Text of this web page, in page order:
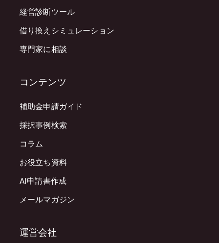
経営診断ツール
借り換えシミュレーション
専門家に相談
コンテンツ
補助金申請ガイド
採択事例検索
コラム
お役立ち資料
AI申請書作成
メールマガジン
運営会社